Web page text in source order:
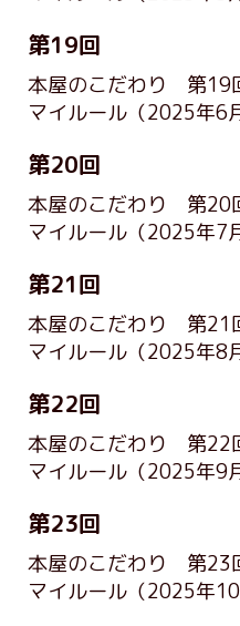
第19回
本屋のこだわり 第19
マイルール （2025年6
第20回
本屋のこだわり 第20
マイルール （2025年7
第21回
本屋のこだわり 第21
マイルール （2025年8
第22回
本屋のこだわり 第22
マイルール （2025年9
第23回
本屋のこだわり 第23
マイルール （2025年